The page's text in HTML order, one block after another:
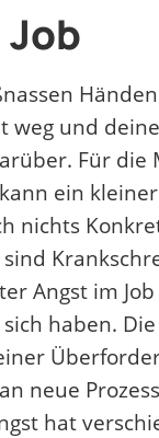
weg und
Für
ein
nichts
Angst im
haben.
neue
hat